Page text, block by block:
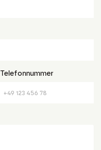
Telefonnummer